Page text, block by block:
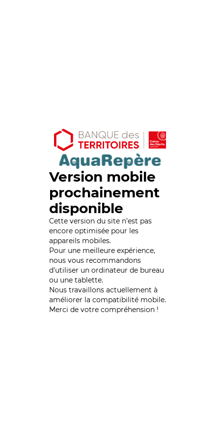
Version mobile
prochainement
disponible
Cette version du site n’est pas
encore optimisée pour les
appareils mobiles.
Pour une meilleure expérience,
nous vous recommandons
d'utiliser un ordinateur de bureau
ou une tablette.
Nous travaillons actuellement à
améliorer la compatibilité mobile.
Merci de votre compréhension !